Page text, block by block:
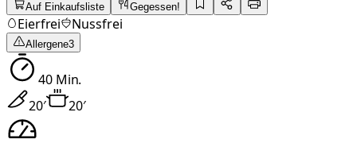
Auf Einkaufsliste Gegessen!
Eierfrei Nussfrei
Allergene3
40Min.
20′ 20′